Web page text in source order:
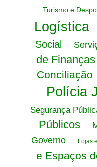
Turismo e
Logística
Social
de Finanças
Conciliação
Polícia
Segurança
Públicos
Governo
Lojas
e Espaços